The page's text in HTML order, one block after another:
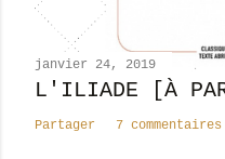
m
n
t
i
janvier 24, 2019
L'ILIADE [À
Partager 7 commentaires